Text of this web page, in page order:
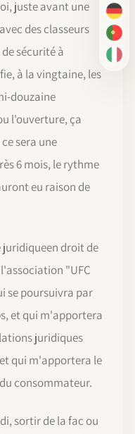
DE
PT-
IT
juste avant une
des classeurs
sécurité à
à la vingtaine, les
douzaine
l'ouverture, ça
sera une
6 mois, le rythme
eu raison de
juridiqueen droit de
"UFC
se poursuivra par
et qui m'apportera
juridiques
qui m'apportera le
consommateur.
sortir de la fac ou